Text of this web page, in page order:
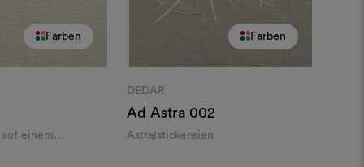
Farben
einem
Farben
DEDAR
Ad Astra 002
Astralstickereien